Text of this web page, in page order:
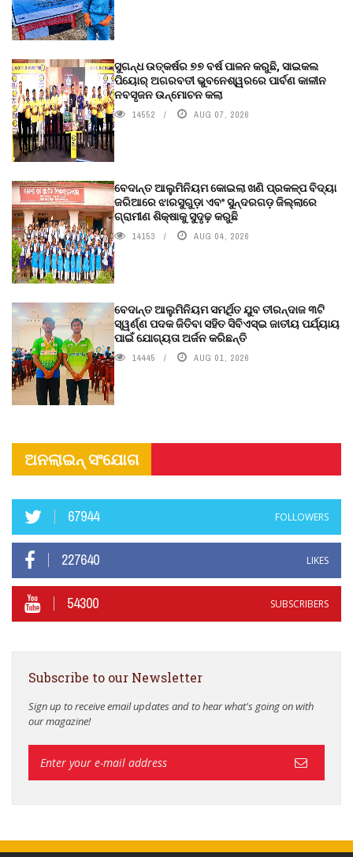
ସୁଗନ୍ଧ ଉତ୍କର୍ଷର ୭୭ ବର୍ଷ ପାଳନ କରୁଛି, ସାଇକଲ
ପିୟୋର୍‌ ଅଗରବତୀ ଭୁବନେଶ୍ୱରରେ ପାର୍ବଣ କାଳୀନ
ନବସୃଜନ ଉନ୍ମୋଚନ କଲା
14552 AUG 07, 2026
ବେଦାନ୍ତ ଆଲୁମିନିୟମ କୋଇଲା ଖଣି ପ୍ରକଳ୍ପ ବିଦ୍ୟା
ଜରିଆରେ ଝାରସୁଗୁଡ଼ା ଏବଂ ସୁନ୍ଦରଗଡ଼ ଜିଲ୍ଲାରେ
ଗ୍ରାମୀଣ ଶିକ୍ଷାକୁ ସୁଦୃଢ଼ କରୁଛି
14153 AUG 04, 2026
ବେଦାନ୍ତ ଆଲୁମିନିୟମ ସମର୍ଥିତ ଯୁବ ତୀରନ୍ଦାଜ ୩ଟି
ସ୍ୱର୍ଣ୍ଣ ପଦକ ଜିତିବା ସହିତ ସିବିଏସ୍ଇ ଜାତୀୟ ପର୍ଯ୍ୟାୟ
ପାଇଁ ଯୋଗ୍ୟତା ଅର୍ଜନ କରିଛନ୍ତି
14445 AUG 01, 2026
ଅନଲାଇନ୍ ସଂଯୋଗ
67944 FOLLOWERS
227640 LIKES
54300 SUBSCRIBERS
Subscribe to our Newsletter
Sign up to receive email updates and to hear what's going on with
our magazine!